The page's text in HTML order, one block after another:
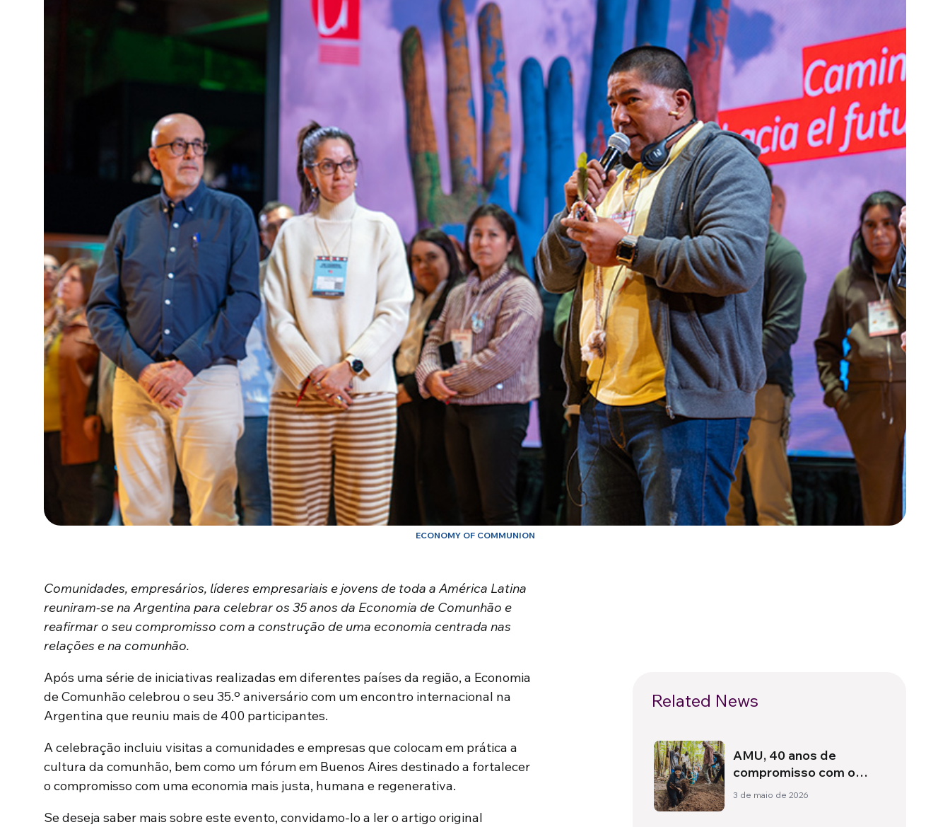
ECONOMY OF COMMUNION
Comunidades, empresários, líderes empresariais e jovens de toda a América Latina
reuniram-se na Argentina para celebrar os 35 anos da Economia de Comunhão e
reafirmar o seu compromisso com a construção de uma economia centrada nas
relações e na comunhão.
Após uma série de iniciativas realizadas em diferentes países da região, a Economia
de Comunhão celebrou o seu 35.º aniversário com um encontro internacional na
Argentina que reuniu mais de 400 participantes.
A celebração incluiu visitas a comunidades e empresas que colocam em prática a
cultura da comunhão, bem como um fórum em Buenos Aires destinado a fortalecer
o compromisso com uma economia mais justa, humana e regenerativa.
Se deseja saber mais sobre este evento, convidamo-lo a ler o artigo original
Related News
AMU, 40 anos de
compromisso com o
desenvolvimento e a
3 de maio de 2026